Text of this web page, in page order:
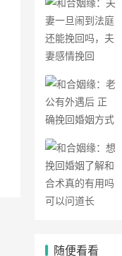
随便看看